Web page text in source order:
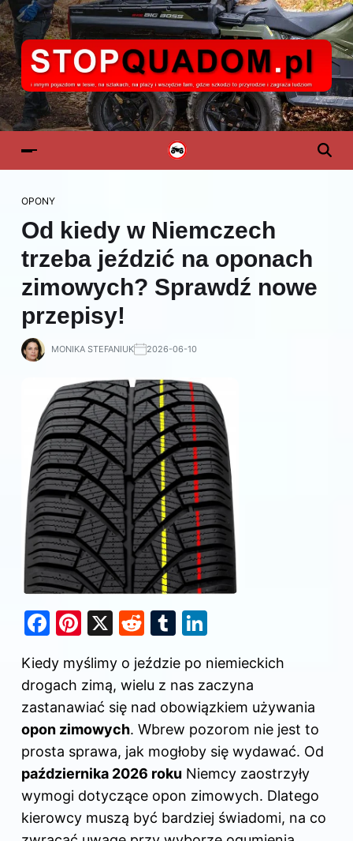
OPONY
Od kiedy w Niemczech
trzeba jeździć na oponach
zimowych? Sprawdź nowe
przepisy!
MONIKA STEFANIUK 2026-06-10
F
c
e
b
o
o
k
Pi
nt
er
e
st
X
R
e
d
di
t
T
m
bl
r
k
e
dI
n
Kiedy myślimy o jeździe po niemieckich
drogach zimą, wielu z nas zaczyna
zastanawiać się nad obowiązkiem używania
opon zimowych. Wbrew pozorom nie jest to
prosta sprawa, jak mogłoby się wydawać. Od
października 2026 roku Niemcy zaostrzyły
wymogi dotyczące opon zimowych. Dlatego
kierowcy muszą być bardziej świadomi, na co